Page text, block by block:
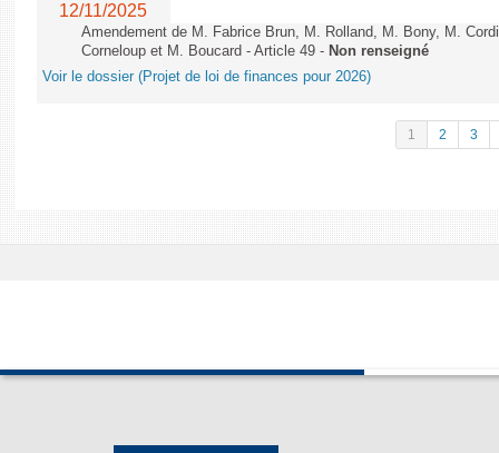
12/11/2025
Amendement de M. Fabrice Brun, M. Rolland, M. Bony, M.
Corneloup et M. Boucard - Article 49 - Non renseigné
Voir le dossier (Projet de loi de finances pour 2026)
1 2 3